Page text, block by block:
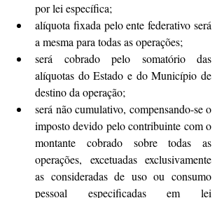
por lei específica;
alíquota fixada pelo ente federativo será
a mesma para todas as operações;
será cobrado pelo somatório das
alíquotas do Estado e do Município de
destino da operação;
será não cumulativo, compensando-se o
imposto devido pelo contribuinte com o
montante cobrado sobre todas as
operações, excetuadas exclusivamente
as consideradas de uso ou consumo
pessoal especificadas em lei